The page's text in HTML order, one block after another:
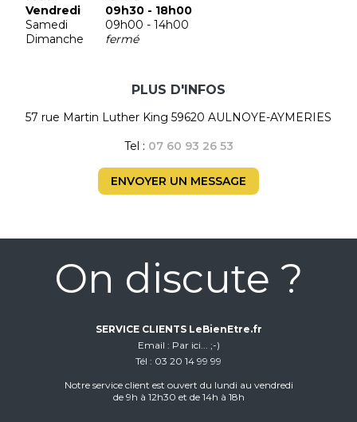
Vendredi
09h30 - 18h00
Samedi
09h00 - 14h00
Dimanche
fermé
PLUS D'INFOS
57 rue Martin Luther King 59620 AULNOYE-AYMERIES
Tel : 07 60 93 26 53
ENVOYER UN MESSAGE
On discute ?
SERVICE CLIENTS LeBienEtre.fr
Email
Par ici... ;-)
Tél
03 20 14 99 99
Notre service client est ouvert du lundi au vendredi
de 9h à 12h30 et de 14h à 18h